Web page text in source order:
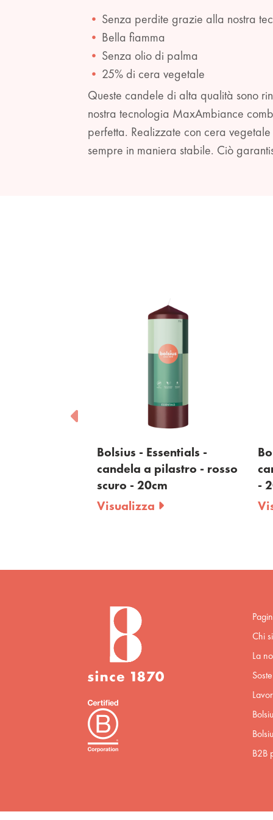
Senza perdite grazie alla nostra
Bella fiamma
Senza olio di palma
25% di cera vegetale
Queste candele di alta qualità sono
nostra tecnologia MaxAmbiance
perfetta. Realizzate con cera
sempre in maniera stabile. Ciò
Bolsius - Essentials -
candela a pilastro - rosso
scuro - 20cm
Visualizza
Bolsius -
candela a
Visualizza
Chi
La
B2B